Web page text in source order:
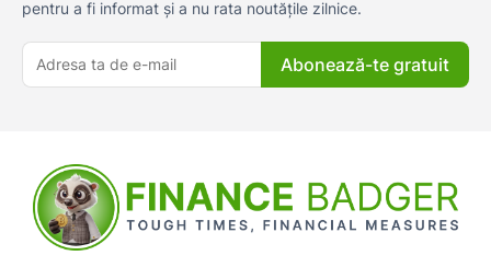
pentru a fi informat și a nu rata noutățile zilnice.
Abonează-te gratuit